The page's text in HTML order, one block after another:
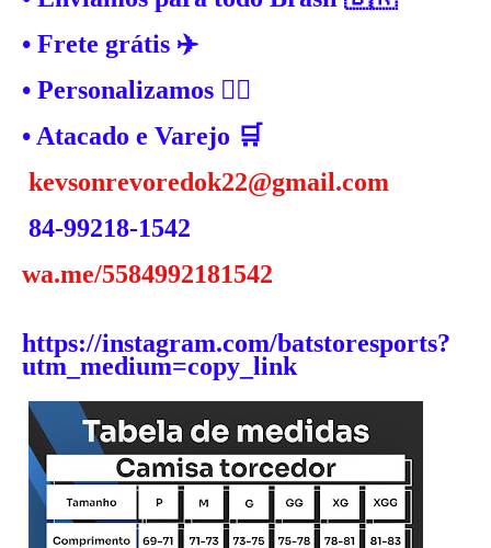
• Frete grátis ✈️
• Personalizamos ✍🏼
• Atacado e Varejo 🛒
kevsonrevoredok22@gmail.com
84-99218-1542
wa.me/5584992181542
https://instagram.com/batstoresports?
utm_medium=copy_link